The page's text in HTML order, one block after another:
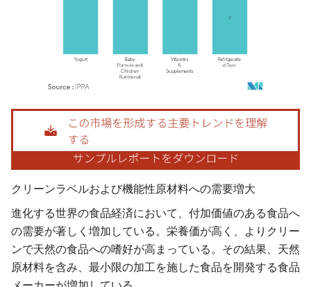
画像 © Mordor Intelligence。再利用にはCC BY 4.0の表示が必要です。
クリーンラベルおよび機能性原材料への需要増大
進化する世界の食品経済において、付加価値のある食品へ
の需要が著しく増加している。栄養価が高く、よりクリー
ンで天然の食品への嗜好が高まっている。その結果、天然
原材料を含み、最小限の加工を施した食品を開発する食品